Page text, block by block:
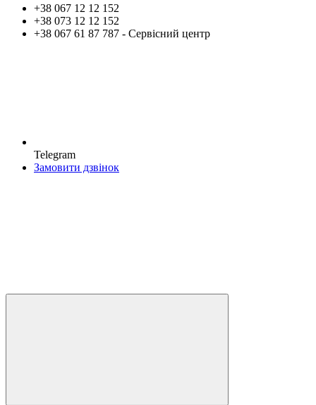
+38 067 12 12 152
+38 073 12 12 152
+38 067 61 87 787 - Сервісний центр
Telegram
Замовити дзвінок